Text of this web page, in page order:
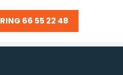
RING 66 55 22 48
66 55 22 48